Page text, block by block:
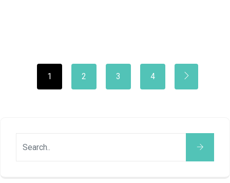
1 2 3 4